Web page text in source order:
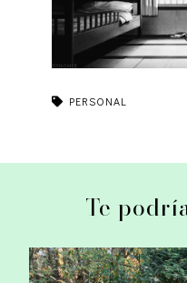
PERSONAL
Te